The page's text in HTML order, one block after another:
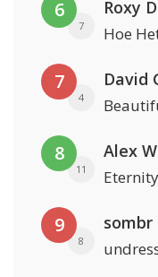
6
7
Roxy
Hoe
7
4
David
8
11
Alex
Eternity
9
8
sombr